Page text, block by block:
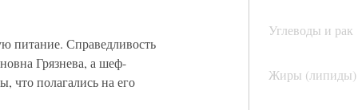
Углеводы и рак
Жиры (липиды)
питание. Справедливость
Грязнева, а шеф-
что полагались на его